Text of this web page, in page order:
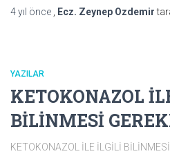
4 yıl önce Ecz. Zeynep Ozdemir
YAZILAR
KETOKONAZOL
BİLİNMESİ
KETOKONAZOL İLE İLGİLİ